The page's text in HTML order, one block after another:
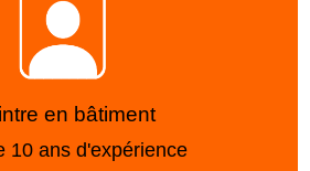
en bâtiment
10 ans d'expérience